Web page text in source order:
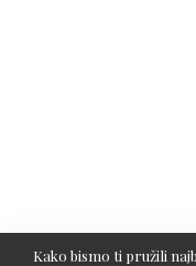
Kako bismo ti pružili